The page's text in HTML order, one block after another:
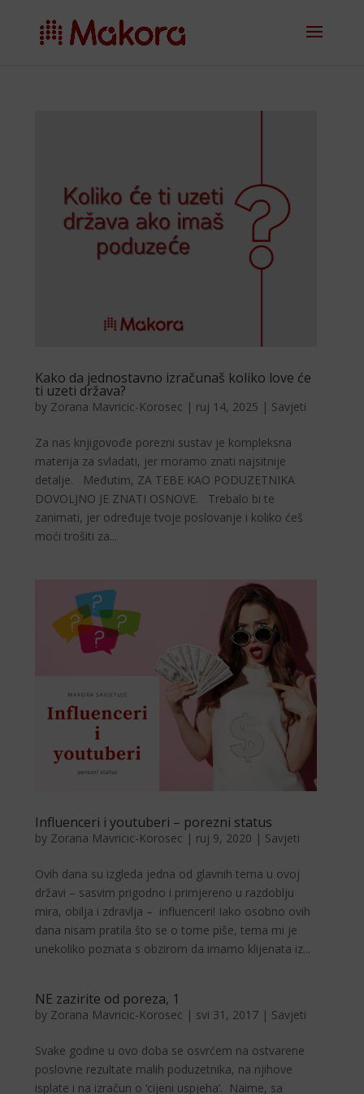
Kako da jednostavno izračunaš koliko love će
ti uzeti država?
by Zorana Mavricic-Korosec | ruj 14, 2025 | Savjeti
Za nas knjigovođe porezni sustav je kompleksna
materija za svladati, jer moramo znati najsitnije
detalje. Međutim, ZA TEBE KAO PODUZETNIKA
DOVOLJNO JE ZNATI OSNOVE. Trebalo bi te
zanimati, jer određuje tvoje poslovanje i koliko ćeš
moći trošiti za...
Influenceri i youtuberi – porezni status
by Zorana Mavricic-Korosec | ruj 9, 2020 | Savjeti
Ovih dana su izgleda jedna od glavnih tema u ovoj
državi – sasvim prigodno i primjereno u razdoblju
mira, obilja i zdravlja – influenceri! Iako osobno ovih
dana nisam pratila što se o tome piše, tema mi je
unekoliko poznata s obzirom da imamo klijenata iz...
​NE zazirite od poreza, 1
by Zorana Mavricic-Korosec | svi 31, 2017 | Savjeti
Svake godine u ovo doba se osvrćem na ostvarene
poslovne rezultate malih poduzetnika, na njihove
isplate i na izračun o ‘cijeni uspjeha’. Naime, sa